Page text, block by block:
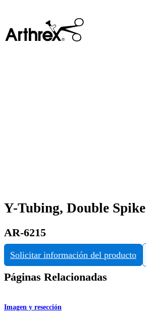
Y-Tubing, Double Spike
AR-6215
Solicitar información del producto
Páginas Relacionadas
Imagen y resección